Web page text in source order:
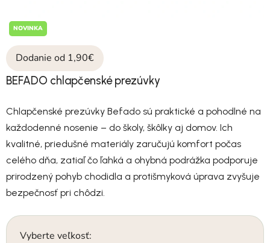
Dodanie od 1,90€
BEFADO chlapčenské prezúvky
Chlapčenské prezúvky Befado sú praktické a pohodlné na
každodenné nosenie – do školy, škôlky aj domov. Ich
kvalitné, priedušné materiály zaručujú komfort počas
celého dňa, zatiaľ čo ľahká a ohybná podrážka podporuje
prirodzený pohyb chodidla a protišmyková úprava zvyšuje
bezpečnosť pri chôdzi.
Vyberte veľkosť:
NOVINKA